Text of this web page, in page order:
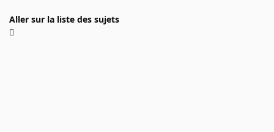
Aller sur la liste des sujets